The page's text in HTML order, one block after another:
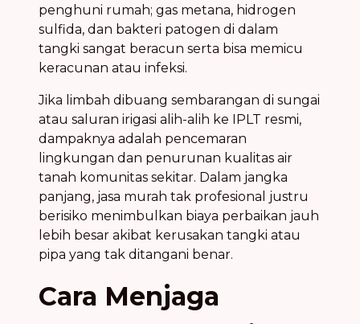
penghuni rumah; gas metana, hidrogen
sulfida, dan bakteri patogen di dalam
tangki sangat beracun serta bisa memicu
keracunan atau infeksi.
Jika limbah dibuang sembarangan di sungai
atau saluran irigasi alih-alih ke IPLT resmi,
dampaknya adalah pencemaran
lingkungan dan penurunan kualitas air
tanah komunitas sekitar. Dalam jangka
panjang, jasa murah tak profesional justru
berisiko menimbulkan biaya perbaikan jauh
lebih besar akibat kerusakan tangki atau
pipa yang tak ditangani benar.
Cara Menjaga